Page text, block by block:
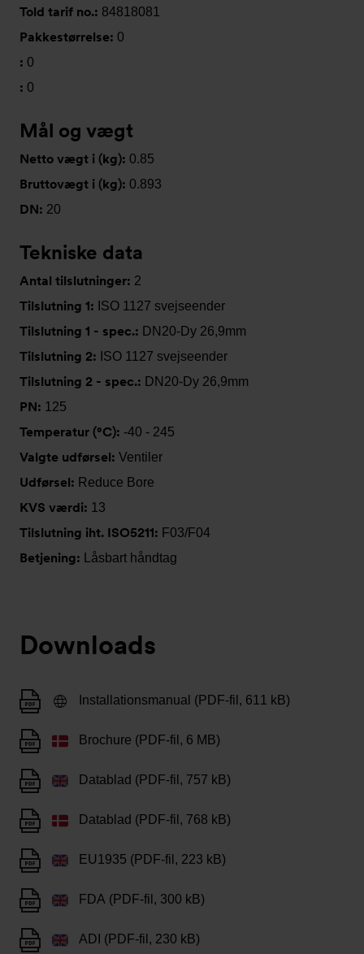
Told tarif no.: 84818081
Pakkestørrelse: 0
: 0
: 0
Mål og vægt
Netto vægt i (kg): 0.85
Bruttovægt i (kg): 0.893
DN: 20
Tekniske data
Antal tilslutninger: 2
Tilslutning 1: ISO 1127 svejseender
Tilslutning 1 - spec.: DN20-Dy 26,9mm
Tilslutning 2: ISO 1127 svejseender
Tilslutning 2 - spec.: DN20-Dy 26,9mm
PN: 125
Temperatur (°C): -40 - 245
Valgte udførsel: Ventiler
Udførsel: Reduce Bore
KVS værdi: 13
Tilslutning iht. ISO5211: F03/F04
Betjening: Låsbart håndtag
Downloads
Installationsmanual (PDF-fil, 611 kB)
Brochure (PDF-fil, 6 MB)
Datablad (PDF-fil, 757 kB)
Datablad (PDF-fil, 768 kB)
EU1935 (PDF-fil, 223 kB)
FDA (PDF-fil, 300 kB)
ADI (PDF-fil, 230 kB)